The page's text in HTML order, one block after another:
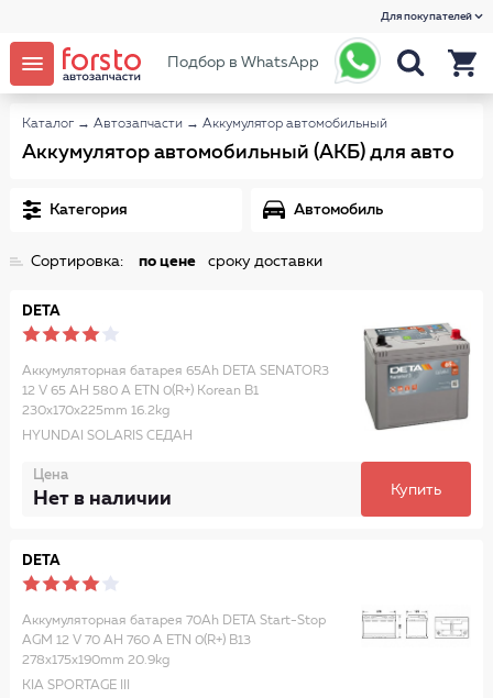
Для покупателей
Подбор в WhatsApp
Каталог → Автозапчасти → Аккумулятор автомобильный
Аккумулятор автомобильный (АКБ) для авто
Категория Автомобиль
Сортировка: по цене сроку доставки
DETA
Аккумуляторная батарея 65Ah DETA SENATOR3
12 V 65 AH 580 A ETN 0(R+) Korean B1
230x170x225mm 16.2kg
HYUNDAI SOLARIS СЕДАН
Цена
Нет в наличии Купить
DETA
Аккумуляторная батарея 70Ah DETA Start-Stop
AGM 12 V 70 AH 760 A ETN 0(R+) B13
278x175x190mm 20.9kg
KIA SPORTAGE III